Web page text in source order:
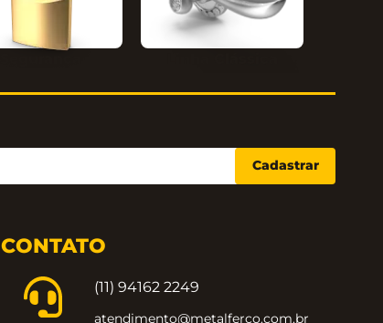
Cadastrar
CONTATO
(11) 94162 2249
atendimento@metalferco.com.br